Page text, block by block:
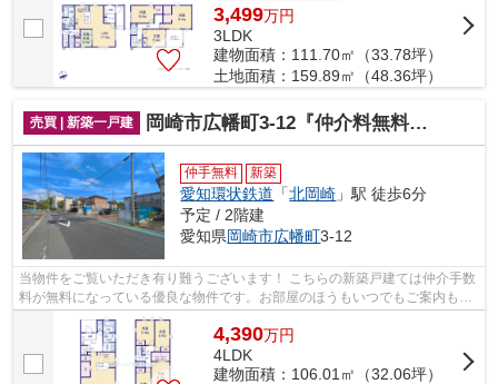
3,499万円
3LDK
建物面積：111.70㎡（33.78坪）
土地面積：159.89㎡（48.36坪）
売買 | 新築一戸建 岡崎市広幡町3-12『仲介料無料』新築戸建て
仲手無料 新築
愛知環状鉄道 「北岡崎 」駅 徒歩6分
予定 / 2階建
愛知県岡崎市広幡町3-12
当物件をご覧いただき有り難うございます！ こちらの新築戸建ては仲介手数
料が無料になっている優良な物件です。お部屋のほうもいつでもご案内もさ
せて頂きますのでお気軽にお問合せ下...
4,390万円
4LDK
建物面積：106.01㎡（32.06坪）